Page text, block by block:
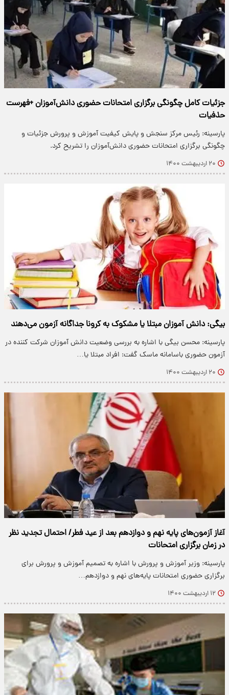
جزئیات کامل چگونگی برگزاری امتحانات حضوری دانش‌آموزان +فهرست
حذفیات
پارسینه: رئیس مرکز سنجش و پایش کیفیت آموزش و پرورش جزئیات و
چگونگی برگزاری امتحانات حضوری دانش‌آموزان را تشریح کرد.
۲۰ اردیبهشت ۱۴۰۰
بیگی: دانش آموزان مبتلا یا مشکوک به کرونا جداگانه آزمون می‌دهند
پارسینه: محسن بیگی با اشاره به بررسی وضعیت دانش آموزان شرکت کننده در
آزمون حضوری باسامانه ماسک گفت: افراد مبتلا یا…
۲۰ اردیبهشت ۱۴۰۰
آغاز آزمون‌های پایه نهم و دوازدهم بعد از عید فطر/ احتمال تجدید نظر
در زمان برگزاری امتحانات
پارسینه: وزیر آموزش و پرورش با اشاره به تصمیم آموزش و پرورش برای
برگزاری حضوری امتحانات پایه‌های نهم و دوازدهم…
۱۲ اردیبهشت ۱۴۰۰